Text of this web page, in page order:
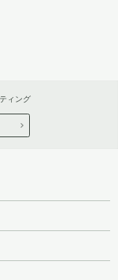
ィング